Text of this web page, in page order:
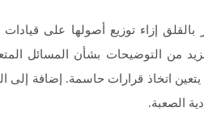
بالقلق إزاء توزيع أصولها على
التوضيحات بشأن المسائل
اتخاذ قرارات حاسمة. إضافة إلى
الصعبة.